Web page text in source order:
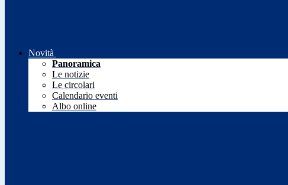
Novità
Panoramica
Le notizie
Le circolari
Calendario eventi
Albo online